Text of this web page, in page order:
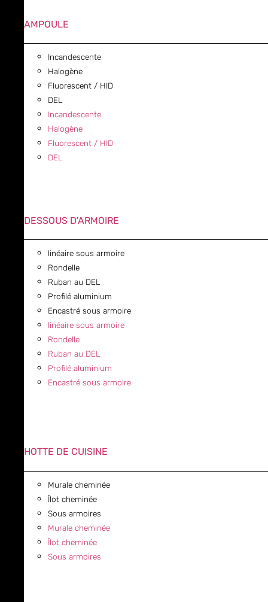
AMPOULE
Incandescente
Halogène
Fluorescent / HID
DEL
Incandescente
Halogène
Fluorescent / HID
DEL
DESSOUS D'ARMOIRE
linéaire sous armoire
Rondelle
Ruban au DEL
Profilé aluminium
Encastré sous armoire
linéaire sous armoire
Rondelle
Ruban au DEL
Profilé aluminium
Encastré sous armoire
HOTTE DE CUISINE
Murale cheminée
Îlot cheminée
Sous armoires
Murale cheminée
Îlot cheminée
Sous armoires